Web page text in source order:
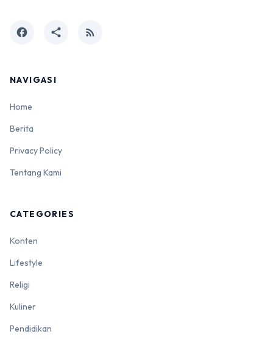
facebook share rss_feed
NAVIGASI
Home
Berita
Privacy Policy
Tentang Kami
CATEGORIES
Konten
Lifestyle
Religi
Kuliner
Pendidikan